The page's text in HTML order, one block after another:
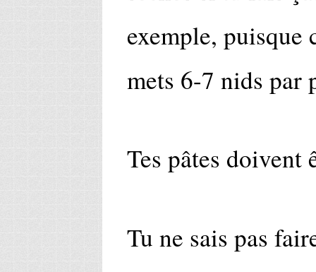
exemple, puisque
mets 6-7 nids par
Tes pâtes doivent
Tu ne sais pas